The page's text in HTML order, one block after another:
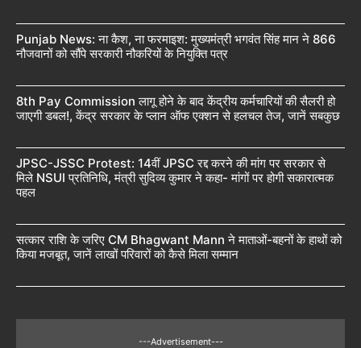
Punjab News: ना कैश, ना फरमाइश: मुख्यमंत्री भगवंत सिंह मान ने 866
नौजवानों को सौंपे सरकारी नौकरियों के नियुक्ति पत्र
8th Pay Commission लागू होने के बाद केंद्रीय कर्मचारियों की सैलरी हो
जाएगी डबल!, केंद्र सरकार के प्लान ऑफ एक्शन से हलचल तेज, जानें सबकुछ
JPSC-JSSC Protest: 14वीं JPSC रद्द करने की मांग पर सरकार से
मिले NSUI प्रतिनिधि, मंत्री सुदिव्य कुमार ने कहा- मांगों पर होगी सकारात्मक
पहल
सत्कार राशि के जरिए CM Bhagwant Mann ने माताओं-बहनों के हाथों को
किया मजबूत, जानें लाखों परिवारों को कैसे मिला सम्मान
---Advertisement---